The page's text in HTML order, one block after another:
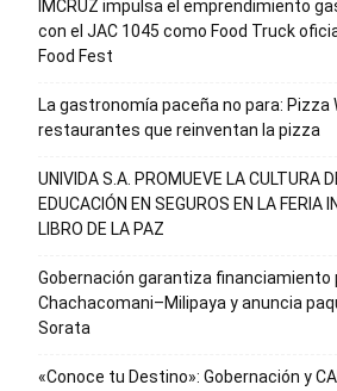
IMCRUZ impulsa el emprendimiento
con el JAC 1045 como Food Truck
Food Fest
La gastronomía paceña no para: Pizza
restaurantes que reinventan la pizza
UNIVIDA S.A. PROMUEVE LA CULTURA
EDUCACIÓN EN SEGUROS EN LA FERIA
LIBRO DE LA PAZ
Gobernación garantiza financiamiento
Chachacomani–Milipaya y anuncia
Sorata
«Conoce tu Destino»: Gobernación y